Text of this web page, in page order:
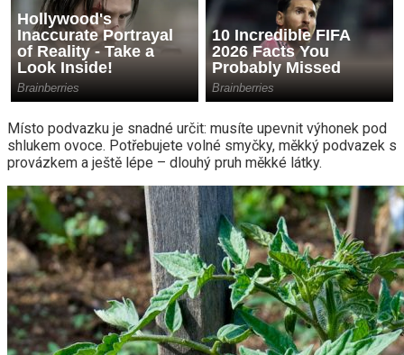
Místo podvazku je snadné určit: musíte upevnit výhonek pod
shlukem ovoce. Potřebujete volné smyčky, měkký podvazek s
provázkem a ještě lépe – dlouhý pruh měkké látky.